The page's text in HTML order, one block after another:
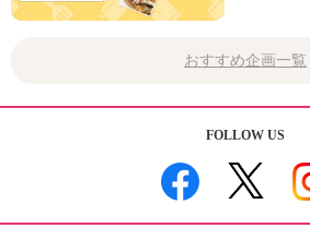
おすすめ企画一覧
FOLLOW US